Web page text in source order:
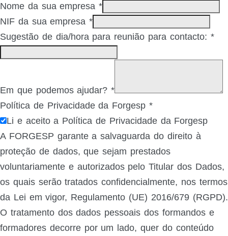
Nome da sua empresa*
NIF da sua empresa*
Sugestão de dia/hora para reunião para contacto: *
Em que podemos ajudar?*
Política de Privacidade da Forgesp *
Li e aceito a Política de Privacidade da Forgesp
A FORGESP garante a salvaguarda do direito à
proteção de dados, que sejam prestados
voluntariamente e autorizados pelo Titular dos Dados,
os quais serão tratados confidencialmente, nos termos
da Lei em vigor, Regulamento (UE) 2016/679 (RGPD).
O tratamento dos dados pessoais dos formandos e
formadores decorre por um lado, quer do conteúdo